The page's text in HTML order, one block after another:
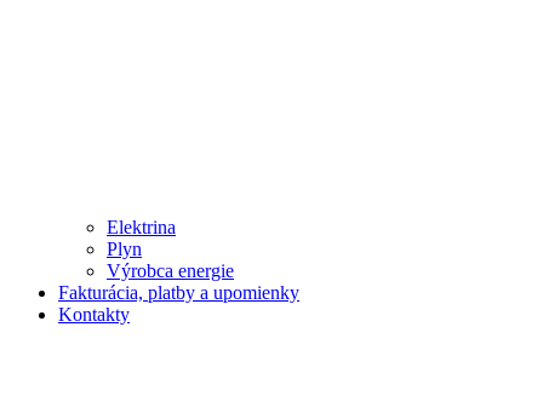
Elektrina
Plyn
Výrobca energie
Fakturácia, platby a upomienky
Kontakty